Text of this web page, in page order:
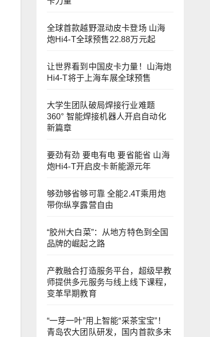
全球首款越野混动皮卡登场 山海
炮Hi4-T全球预售22.88万元起
让世界看到中国皮卡力量！山海炮
Hi4-T将于上海车展全球预售
大学生团队破局焊接行业难题
360° 智能焊接机器人开启自动化
新篇章
要劲有劲 要电有电 要省能省 山海
炮Hi4-T开启皮卡新能源元年
够劲够省够可靠 全能2.4T乘用炮
带你纵享露营自由
“胶州大白菜”：从地方特色到全国
品牌的崛起之路
产教融合打造服务平台，超级早教
师提供多元服务与线上线下课程，
变革早期教育
“一芽一叶”用上智能“采茶宝宝”！
青岛农大团队研发，国内首款多末